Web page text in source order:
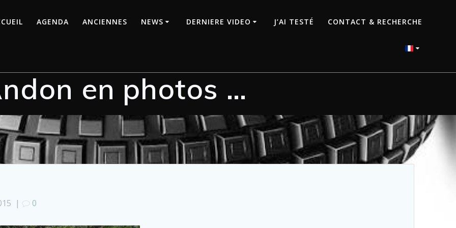
AGENDA ANCIENNES NEWS DERNIERE VIDEO J’AI TESTÉ CONTACT & RECHERCHE
en photos …
| 0